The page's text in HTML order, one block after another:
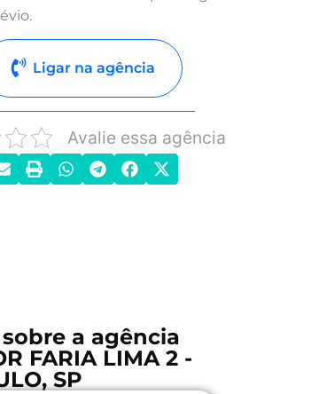
Ligar na agência
Avalie essa agência
a agência
FARIA LIMA 2 -
SP